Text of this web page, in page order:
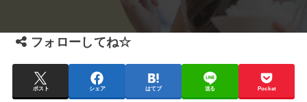
フォローしてね☆
ポスト シェア はてブ 送る Pocket